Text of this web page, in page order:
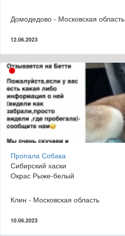
Домодедово - Московская область
12.06.2023
Пропала Собака
Сибирский хаски
Окрас Рыже-белый
Клин - Московская область
10.06.2023